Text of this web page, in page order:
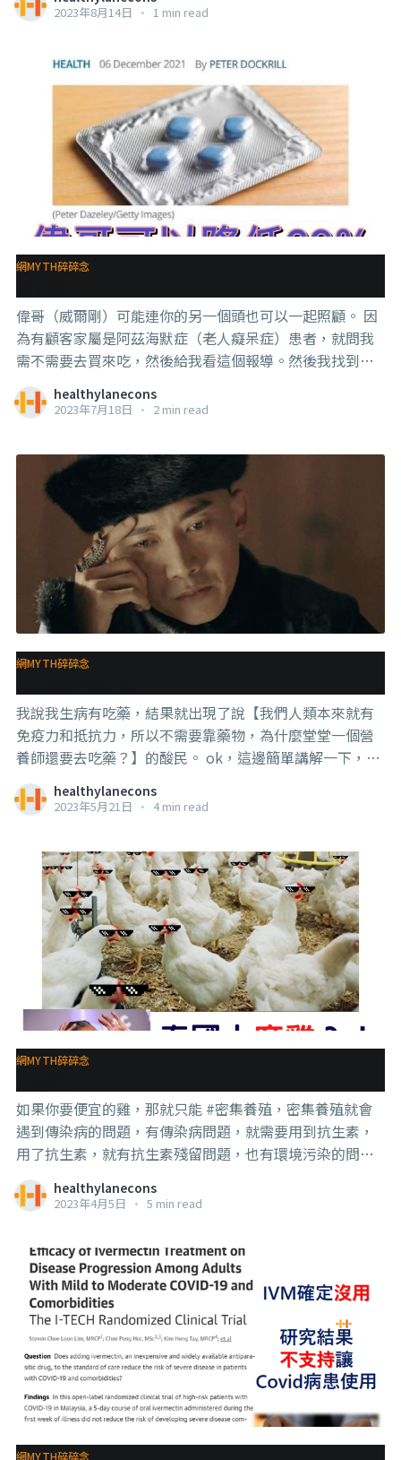
如果是【間接】的倒是有可能，比如可樂喝多了會胖，薄
薄荷口味的煙，讓你子孫哀嚎遍野的，是煙，而不是薄
（山羊的）精蟲的在保存時維持更好的品質。 但這也不是
給山羊吃薄荷，而是在【保存】的時候【添加】薄荷的萃
取物（還有百里香和薑黃素）。 . . . 所以如果有s精的需
要，那還是使用正規的藥物比較好。 也拜託不要用可樂去
做清洗的動作蛤， 謝謝合作。 #x教育 #知識就是力量 #狐
扯防彈衣
2023年8月14日 • 1 min read
網MYTH碎碎念
偉哥（威爾剛）可能連你的另一個頭也可以一起照顧。 因
為有顧客家屬是阿茲海默症（老人癡呆症）患者，就問我
需不需要去買來吃，然後給我看這個報導。然後我找到了
研究的原文，這是去年12月發表在Nature的研究，蠻新
的。 . . . 簡單講一下，研究的做法是用保險公司的資料，比
的風險低了69%（真是應景的數字）。 所以作者判斷偉哥
有作為預防和治療阿茲海默症的藥物的潛力。 注意，目前
還是【潛力】的等級，真的要作為正規用藥，可能還需要
一段時間的研究才行。 而且，這不是單純的臨床試驗，而
是用保險公司的資料回推的，所以這723萬個樣本，想當然
也都是男人。所以對女性是不是有幫助也不能完全確定。
【不過看原理應該是對女性也有幫助，但目前還沒有確切
報告】。 而且，偉哥自己本身也還是有一些不良反應的，
比如心臟病猝死的可能性提高。 （所以這是一款很成功的
研發失敗的藥物，因為它原本是作為心臟病藥物開發的，
結果發現對其他器官有很多很棒的好處，唯獨對心臟問題
沒什麼幫助，還可能有害。） . . . 所以，我個人的建議是，
如果你是本來就有吃偉哥的
healthylanecons
2023年7月18日 • 2 min read
網MYTH碎碎念
我說我生病有吃藥，結果就出現了說【我們人類本來就有
免疫力和抵抗力，所以不需要靠藥物，為什麼堂堂一個營
養師還要去吃藥？】的酸民。 ok，這邊簡單講解一下，你
可以把藥物視為人類的 #抵抗力的衍生。 當我們遇到單靠
我們的免疫力抵抗力和體力也不足以可以對抗的疾病時，
這些酸梅精轉世的話放在心上，我只是以這個為題，再做
一些科普） . . . 這裡講的藥物，還不一定就是西藥那種合成
的東西，草藥其實也算，比如野生動物生病了，也會找野
草來吃。你看，連野生動物也知道要求助與平常沒有吃的
野草了， 同時我也告訴各位，現代的藥物，有很多其實也
是先在自然界（植物、苔蘚等）發現其效用，才使用人工
合成來進行大量生產的。 . . . 你可能會想，為什麼要 #脫褲
放屁？自然界都有的東西為什麼還要人工合成出來？ 2個
考量， 1，【純化】，自然界的物質會和其他物質（雜
質）一起存在，所以如果完全要用萃取的，你需要用到很
多的原料，萃取到來還不夠純，效果會因此打折， 2，
【沒有那麼多原料】，通常，你想要的成分只佔原料的很
小的比例，如果你要大量生產到普通人都
healthylanecons
2023年5月21日 • 4 min read
網MYTH碎碎念
如果你要便宜的雞，那就只能 #密集養殖，密集養殖就會
遇到傳染病的問題，有傳染病問題，就需要用到抗生素，
用了抗生素，就有抗生素殘留問題，也有環境污染的問
題，然後就有製造出 #超級細菌 的問題， 順帶一提，養殖
業用的抗生素還有一個功能是【投放小量抗生素可以讓動
個定論，但很可能跟腸道菌失衡有關（腸道菌失衡，就比
較容易肥胖，人也一樣）， 所以，如果你不想要有用藥的
問題，那你就只能選放養的雞， 放養的確實更安全，但第
一個問題就是【貴】，第二個問題就是你可能用貴的價錢
買到【假的】放養雞。 . . . 曾經我有帶一位台灣的朋友來認
識本地的雞農（有規模的），他是做給動物吃的益生菌
的，雞吃了免疫力也會比較好，營養吸收比較好，雞蛋和
雞肉的品質也會比較好， 但是走了一圈，沒有一位雞農敢
嘗試，你想，益生菌罷了，人也會花大錢去吃的東西，給
雞吃反而不敢了， （我個人也有給過一個專出口到外國的
healthylanecons
2023年4月5日 • 5 min read
網MYTH碎碎念